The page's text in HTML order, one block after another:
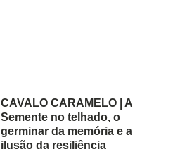
CAVALO CARAMELO | A
Semente no telhado, o
germinar da memória e a
ilusão da resiliência